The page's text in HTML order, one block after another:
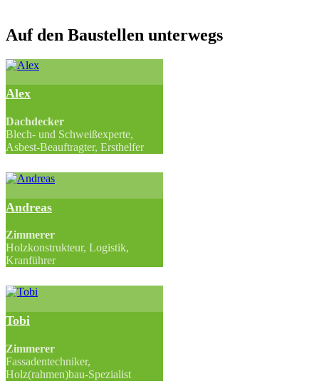
Auf den Baustellen unterwegs
Alex
Dachdecker
Blech- und Schweißexperte,
Asbest-Beauftragter, Ersthelfer
Andreas
Zimmerer
Holzkonstrukteur, Logistik,
Kranführer
Tobi
Zimmerer
Fassadentechniker,
Holz(rahmen)bau-Spezialist